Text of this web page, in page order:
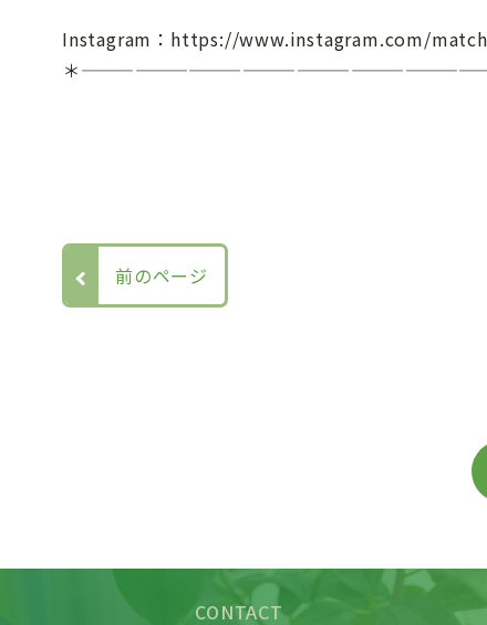
Instagram：https://www.instagram.com/
＊
前のページ
CONTACT